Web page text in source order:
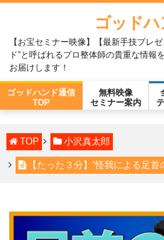
ゴッド
【お宝セミナー映像】【最新手技プレ
ド”と呼ばれるプロ整体師の貴重な情
お届けします！
ゴッドハンド通信
TOP
無料映像
セミナー案内
TOP 小沢真太郎
【たった３分】“怪我による足